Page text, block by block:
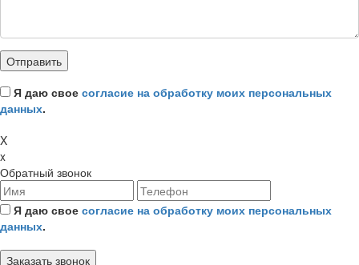
Я даю свое согласие на обработку моих персональных
данных.
X
x
Обратный звонок
Я даю свое согласие на обработку моих персональных
данных.